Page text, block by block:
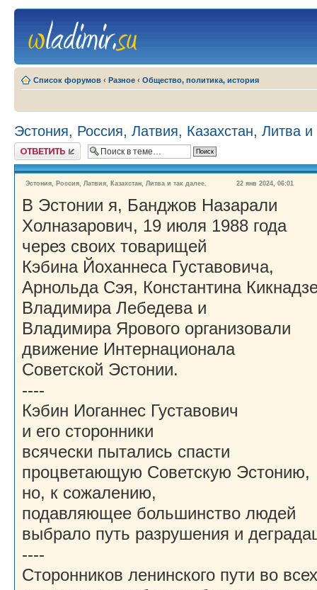
Список форумов ‹ Разное ‹ Общество, политика, история
Эстония, Россия, Латвия, Казахстан, Литва
Ответить
Эстония, Россия, Латвия, Казахстан, Литва и так далее. 22 янв 2024, 06:01
В Эстонии я, Банджов Назарали
Холназарович, 19 июля 1988 года
через своих товарищей
Кэбина Йоханнеса Густавовича,
Арнольда Сэя, Константина
Владимира Лебедева и
Владимира Ярового организовали
движение Интернационала
Советской Эстонии.
----
Кэбин Иоганнес Густавович
и его сторонники
всячески пытались спасти
процветающую Советскую Эстонию,
но, к сожалению,
подавляющее большинство людей
выбрало путь разрушения и
----
Сторонников ленинского пути во всех